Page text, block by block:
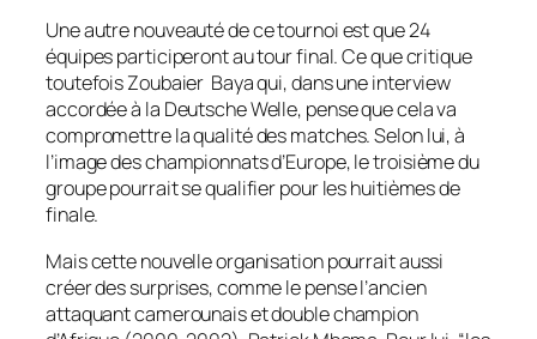
Une autre nouveauté de ce tournoi est que 24
équipes participeront au tour final. Ce que critique
toutefois Zoubaier Baya qui, dans une interview
accordée à la Deutsche Welle, pense que cela va
compromettre la qualité des matches. Selon lui, à
l’image des championnats d’Europe, le troisième du
groupe pourrait se qualifier pour les huitièmes de
finale.
Mais cette nouvelle organisation pourrait aussi
créer des surprises, comme le pense l’ancien
attaquant camerounais et double champion